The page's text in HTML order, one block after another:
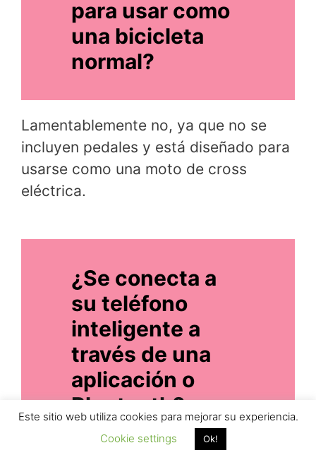
para usar como
una bicicleta
normal?
Lamentablemente no, ya que no se
incluyen pedales y está diseñado para
usarse como una moto de cross
eléctrica.
¿Se conecta a
su teléfono
inteligente a
través de una
aplicación o
Bluetooth?
Este sitio web utiliza cookies para mejorar su experiencia.
Cookie settings
Ok!